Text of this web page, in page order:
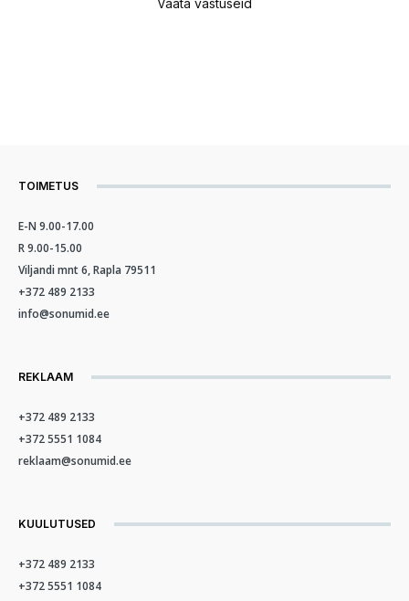
Vaata vastuseid
TOIMETUS
E-N 9.00-17.00
R 9.00-15.00
Viljandi mnt 6, Rapla 79511
+372 489 2133
info@sonumid.ee
REKLAAM
+372 489 2133
+372 5551 1084
reklaam@sonumid.ee
KUULUTUSED
+372 489 2133
+372 5551 1084